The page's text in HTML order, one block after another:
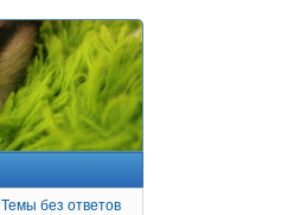
Темы без ответов